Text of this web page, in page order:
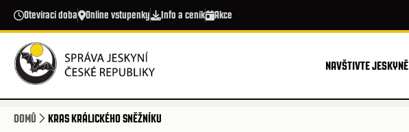
Přejít k hlavnímu obsahu
Otevírací doba Online vstupenky Info a ceník Akce
NAVŠTIVTE JESKYNĚ
DOMŮ KRAS KRÁLICKÉHO SNĚŽNÍKU